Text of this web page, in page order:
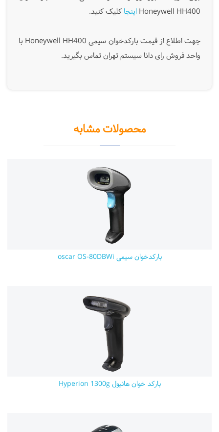
Honeywell HH400 اینجا کلیک کنید.
جهت اطلاع از قیمت بارکدخوان سیمی Honeywell HH400 با
واحد فروش رای دانا سیستم تهران تماس بگیرید.
محصولات مشابه
بارکدخوان سیمی oscar OS-80DBWi
بارکد خوان هانیول Hyperion 1300g